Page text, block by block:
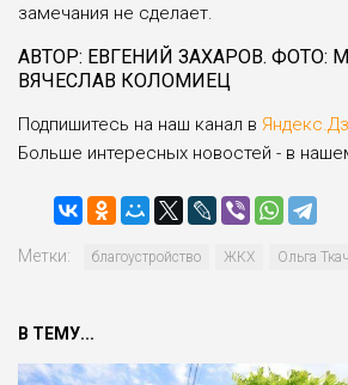
за­мечания не сделает.
АВТОР: ЕВГЕНИЙ ЗАХАРОВ. ФОТО:
ВЯЧЕСЛАВ КОЛОМИЕЦ
Подпишитесь на наш канал в
Больше интересных новостей - в
Метки: благоустройство ЖКХ Ольга
В ТЕМУ...